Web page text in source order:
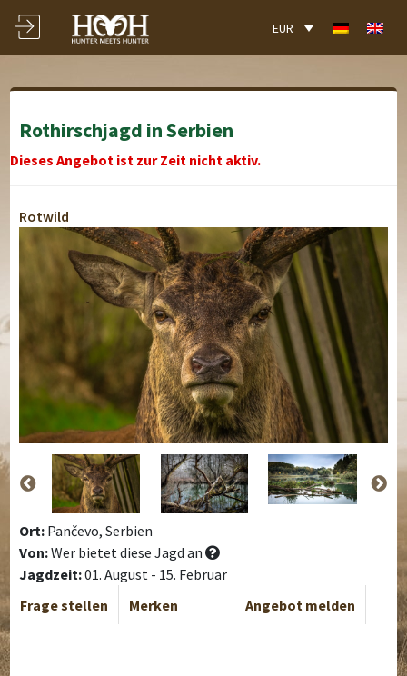
EUR
Rothirschjagd in Serbien
Dieses Angebot ist zur Zeit nicht aktiv.
Rotwild
Ort: Pančevo, Serbien
Von:Wer bietet diese Jagd an
Jagdzeit:01. August - 15. Februar
Frage stellen
Merken Angebot melden